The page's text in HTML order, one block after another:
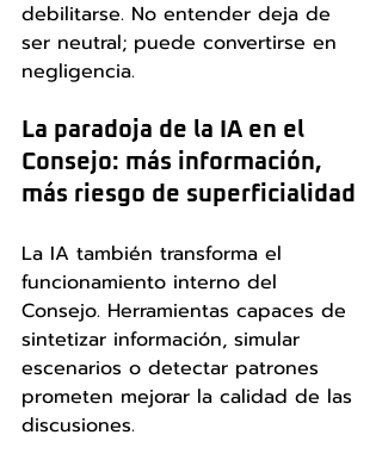
debilitarse. No entender deja de
ser neutral; puede convertirse en
negligencia.
La paradoja de la IA en el
Consejo: más información,
más riesgo de superficialidad
La IA también transforma el
funcionamiento interno del
Consejo. Herramientas capaces de
sintetizar información, simular
escenarios o detectar patrones
prometen mejorar la calidad de las
discusiones.